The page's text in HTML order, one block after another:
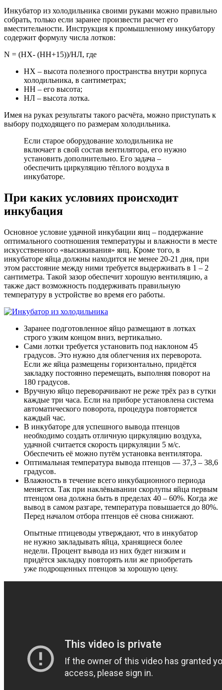
Инкубатор из холодильника своими руками можно правильно
собрать, только если заранее произвести расчет его
вместительности. Инструкция к промышленному инкубатору
содержит формулу числа лотков:
N = (HX- (HH+15))/НЛ, где
HX – высота полезного пространства внутри корпуса
холодильника, в сантиметрах;
HH – его высота;
НЛ – высота лотка.
Имея на руках результаты такого расчёта, можно приступать к
выбору подходящего по размерам холодильника.
Если старое оборудование холодильника не
включает в свой состав вентилятора, его нужно
установить дополнительно. Его задача –
обеспечить циркуляцию тёплого воздуха в
инкубаторе.
При каких условиях происходит
инкубация
Основное условие удачной инкубации яиц – поддержание
оптимального соотношения температуры и влажности в месте
искусственного «высиживания» яиц. Кроме того, в
инкубаторе яйца должны находится не менее 20-21 дня, при
этом расстояние между ними требуется выдерживать в 1 – 2
сантиметра. Такой зазор обеспечит хорошую вентиляцию, а
также даст возможность поддерживать правильную
температуру в устройстве во время его работы.
Заранее подготовленное яйцо размещают в лотках
строго узким концом вниз, вертикально.
Сами лотки требуется установить под наклоном 45
градусов. Это нужно для облегчения их переворота.
Если же яйца размещены горизонтально, придётся
закладку постоянно перемещать, выполняя поворот на
180 градусов.
Вручную яйцо переворачивают не реже трёх раз в сутки
каждые три часа. Если на приборе установлена система
автоматического поворота, процедура повторяется
каждый час.
В инкубаторе для успешного вывода птенцов
необходимо создать отличную циркуляцию воздуха,
удачной считается скорость циркуляции 5 м/с.
Обеспечить её можно путём установка вентилятора.
Оптимальная температура вывода птенцов — 37,3 – 38,6
градусов.
Влажность в течение всего инкубационного периода
меняется. Так при наклёвывании скорлупы яйца первым
птенцом она должна быть в пределах 40 – 60%. Когда же
вывод в самом разгаре, температура повышается до 80%.
Перед началом отбора птенцов её снова снижают.
Опытные птицеводы утверждают, что в инкубатор
не нужно закладывать яйца, хранящиеся более
недели. Процент вывода из них будет низким и
придётся закладку повторять или же приобретать
уже подрощенных птенцов за хорошую цену.